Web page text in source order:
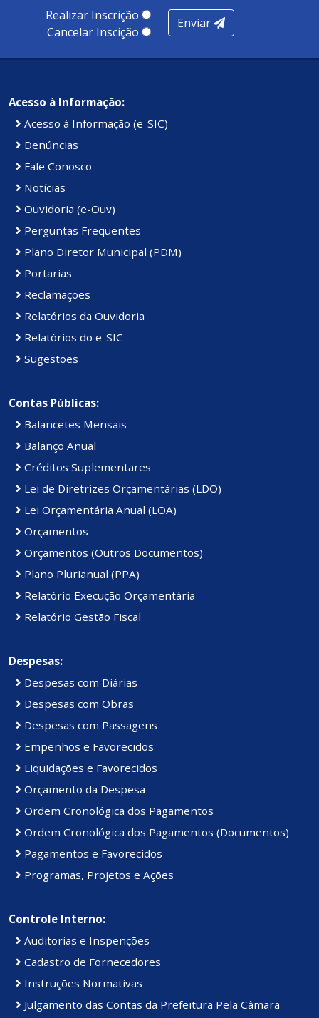
Realizar Inscrição
Cancelar Inscição
Enviar
Acesso à Informação:
Acesso à Informação (e-SIC)
Denúncias
Fale Conosco
Notícias
Ouvidoria (e-Ouv)
Perguntas Frequentes
Plano Diretor Municipal (PDM)
Portarias
Reclamações
Relatórios da Ouvidoria
Relatórios do e-SIC
Sugestões
Contas Públicas:
Balancetes Mensais
Balanço Anual
Créditos Suplementares
Lei de Diretrizes Orçamentárias (LDO)
Lei Orçamentária Anual (LOA)
Orçamentos
Orçamentos (Outros Documentos)
Plano Plurianual (PPA)
Relatório Execução Orçamentária
Relatório Gestão Fiscal
Despesas:
Despesas com Diárias
Despesas com Obras
Despesas com Passagens
Empenhos e Favorecidos
Liquidações e Favorecidos
Orçamento da Despesa
Ordem Cronológica dos Pagamentos
Ordem Cronológica dos Pagamentos (Documentos)
Pagamentos e Favorecidos
Programas, Projetos e Ações
Controle Interno:
Auditorias e Inspenções
Cadastro de Fornecedores
Instruções Normativas
Julgamento das Contas da Prefeitura Pela Câmara